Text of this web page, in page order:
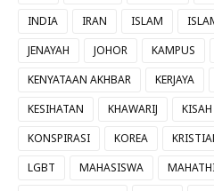
INDIA
IRAN ISLAM
JENAYAH
JOHOR KAMPUS
KENYATAAN AKHBAR
KERJAYA
KESIHATAN
KHAWARIJ
KONSPIRASI
KOREA
LGBT
MAHASISWA